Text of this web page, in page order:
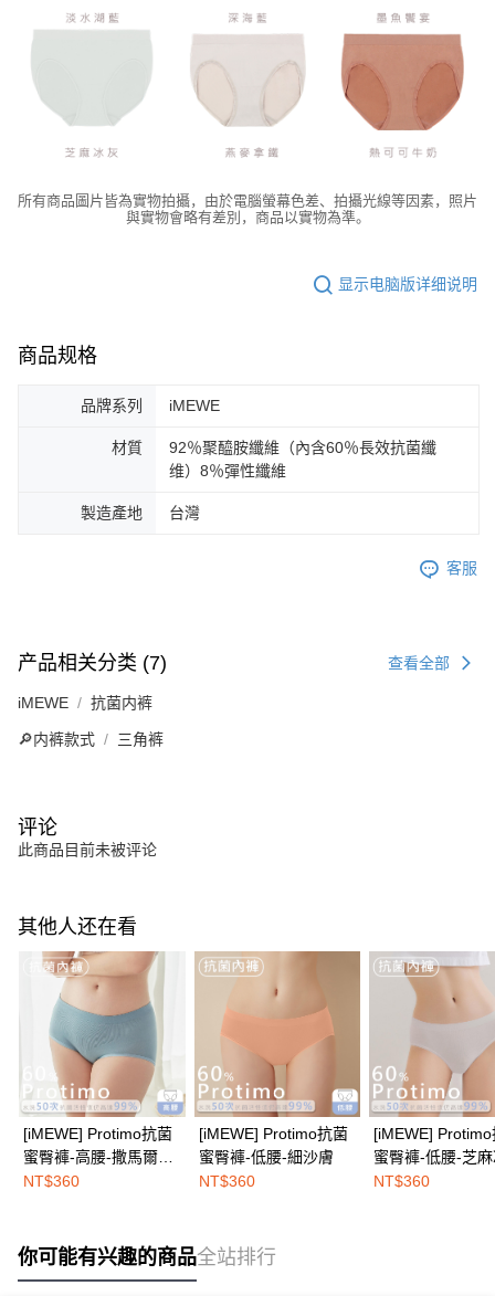
所有商品圖片皆為實物拍攝，由於電腦螢幕色差、拍攝光線等因素，照片
與實物會略有差別，商品以實物為準。
显示电脑版详细说明
商品规格
品牌系列 iMEWE
材質
92％聚醯胺纖維（內含60％長效抗菌纖
维）8％彈性纖維
製造產地 台灣
客服
产品相关分类 (7) 查看全部
iMEWE 抗菌内裤
🔎内裤款式 三角裤
评论
此商品目前未被评论
其他人还在看
[iMEWE] Protimo抗菌
蜜臀褲-高腰-撒馬爾罕
霧灰
NT$360
[iMEWE] Protimo抗菌
蜜臀褲-低腰-細沙膚
NT$360
[iMEWE]
蜜臀褲-低腰-芝
NT$360
你可能有兴趣的商品全站排行